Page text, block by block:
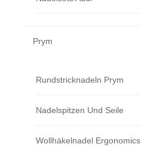
Prym
Rundstricknadeln Prym
Nadelspitzen Und Seile
Wollhäkelnadel Ergonomics